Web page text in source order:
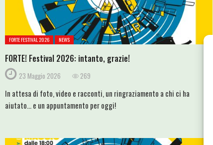
FORTE FESTIVAL 2026 NEWS
FORTE! Festival 2026: intanto, grazie!
23 Maggio 2026 269
In attesa di foto, video e racconti, un ringraziamento a chi ci ha
aiutato... e un appuntamento per oggi!